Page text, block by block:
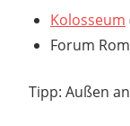
Kolosseum
Forum
Tipp: Außen